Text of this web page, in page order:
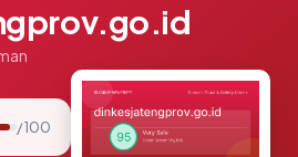
/ 100